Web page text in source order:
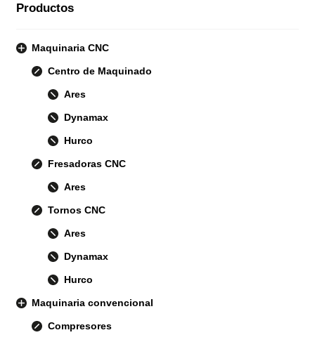
Productos
Maquinaria CNC
Centro de Maquinado
Ares
Dynamax
Hurco
Fresadoras CNC
Ares
Tornos CNC
Ares
Dynamax
Hurco
Maquinaria convencional
Compresores